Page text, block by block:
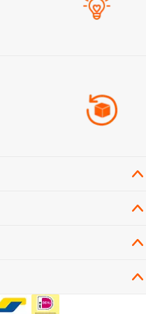
Kamerbrede stof, Zelfde
Ringgordijn, Spangordijn,